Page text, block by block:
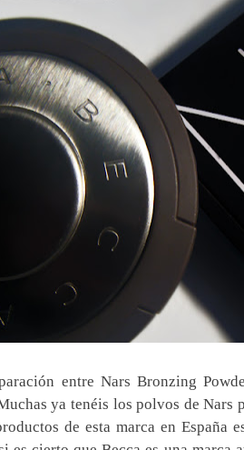
entre Nars Bronzing
ya tenéis los polvos de Nars
de esta marca en España